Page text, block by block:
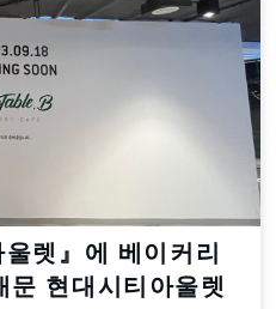
울렛』에 베이커리
현대시티아울렛